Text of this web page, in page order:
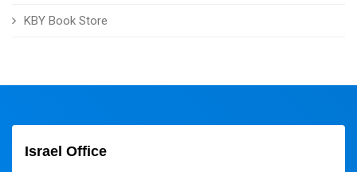
KBY Book Store
Israel Office